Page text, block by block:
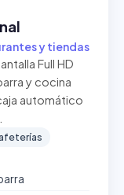
y tiendas
Full HD
y cocina
automático